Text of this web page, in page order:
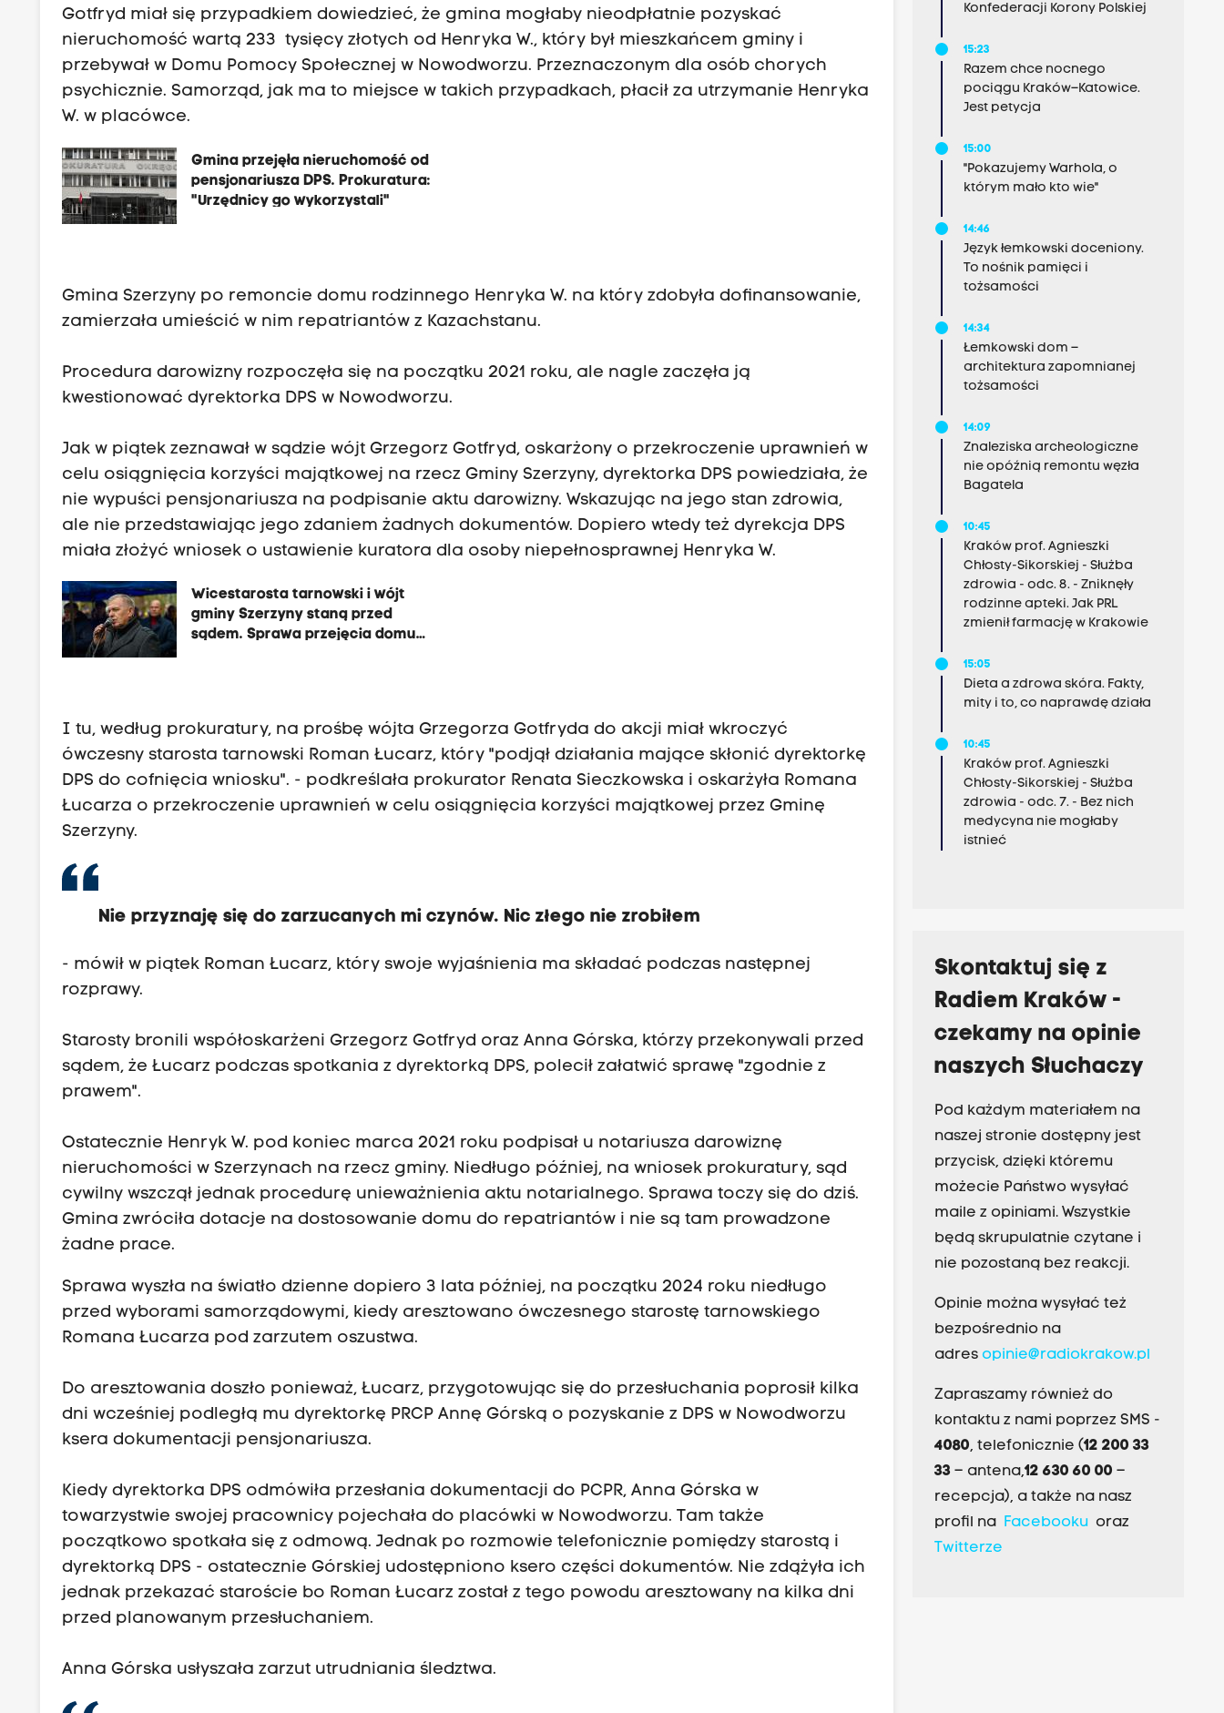
Gotfryd miał się przypadkiem dowiedzieć, że gmina mogłaby nieodpłatnie pozyskać
nieruchomość wartą 233 tysięcy złotych od Henryka W., który był mieszkańcem gminy i
przebywał w Domu Pomocy Społecznej w Nowodworzu. Przeznaczonym dla osób chorych
psychicznie. Samorząd, jak ma to miejsce w takich przypadkach, płacił za utrzymanie Henryka
W. w placówce.
Gmina przejęła nieruchomość od
pensjonariusza DPS. Prokuratura:
"Urzędnicy go wykorzystali"
Gmina Szerzyny po remoncie domu rodzinnego Henryka W. na który zdobyła dofinansowanie,
zamierzała umieścić w nim repatriantów z Kazachstanu.
Procedura darowizny rozpoczęła się na początku 2021 roku, ale nagle zaczęła ją
kwestionować dyrektorka DPS w Nowodworzu.
Jak w piątek zeznawał w sądzie wójt Grzegorz Gotfryd, oskarżony o przekroczenie uprawnień w
celu osiągnięcia korzyści majątkowej na rzecz Gminy Szerzyny, dyrektorka DPS powiedziała, że
nie wypuści pensjonariusza na podpisanie aktu darowizny. Wskazując na jego stan zdrowia,
ale nie przedstawiając jego zdaniem żadnych dokumentów. Dopiero wtedy też dyrekcja DPS
miała złożyć wniosek o ustawienie kuratora dla osoby niepełnosprawnej Henryka W.
Wicestarosta tarnowski i wójt
gminy Szerzyny staną przed
sądem. Sprawa przejęcia domu
I tu, według prokuratury, na prośbę wójta Grzegorza Gotfryda do akcji miał wkroczyć
ówczesny starosta tarnowski Roman Łucarz, który "podjął działania mające skłonić dyrektorkę
DPS do cofnięcia wniosku". - podkreślała prokurator Renata Sieczkowska i oskarżyła Romana
Łucarza o przekroczenie uprawnień w celu osiągnięcia korzyści majątkowej przez Gminę
Szerzyny.
Nie przyznaję się do zarzucanych mi czynów. Nic złego nie zrobiłem
- mówił w piątek Roman Łucarz, który swoje wyjaśnienia ma składać podczas następnej
rozprawy.
Starosty bronili współoskarżeni Grzegorz Gotfryd oraz Anna Górska, którzy przekonywali przed
sądem, że Łucarz podczas spotkania z dyrektorką DPS, polecił załatwić sprawę "zgodnie z
prawem".
Ostatecznie Henryk W. pod koniec marca 2021 roku podpisał u notariusza darowiznę
nieruchomości w Szerzynach na rzecz gminy. Niedługo później, na wniosek prokuratury, sąd
cywilny wszczął jednak procedurę unieważnienia aktu notarialnego. Sprawa toczy się do dziś.
Gmina zwróciła dotacje na dostosowanie domu do repatriantów i nie są tam prowadzone
żadne prace.
Sprawa wyszła na światło dzienne dopiero 3 lata później, na początku 2024 roku niedługo
przed wyborami samorządowymi, kiedy aresztowano ówczesnego starostę tarnowskiego
Romana Łucarza pod zarzutem oszustwa.
Do aresztowania doszło ponieważ, Łucarz, przygotowując się do przesłuchania poprosił kilka
dni wcześniej podległą mu dyrektorkę PRCP Annę Górską o pozyskanie z DPS w Nowodworzu
ksera dokumentacji pensjonariusza.
Kiedy dyrektorka DPS odmówiła przesłania dokumentacji do PCPR, Anna Górska w
towarzystwie swojej pracownicy pojechała do placówki w Nowodworzu. Tam także
początkowo spotkała się z odmową. Jednak po rozmowie telefonicznie pomiędzy starostą i
dyrektorką DPS - ostatecznie Górskiej udostępniono ksero części dokumentów. Nie zdążyła ich
jednak przekazać staroście bo Roman Łucarz został z tego powodu aresztowany na kilka dni
przed planowanym przesłuchaniem.
Anna Górska usłyszała zarzut utrudniania śledztwa.
Konfederacji Korony Polskiej
15:23
Razem chce nocnego
pociągu Kraków–Katowice.
Jest petycja
15:00
"Pokazujemy Warhola, o
którym mało kto wie"
14:46
Język łemkowski doceniony.
To nośnik pamięci i
tożsamości
14:34
Łemkowski dom –
architektura zapomnianej
tożsamości
14:09
Znaleziska archeologiczne
nie opóźnią remontu węzła
Bagatela
10:45
Kraków prof. Agnieszki
Chłosty-Sikorskiej - Służba
zdrowia - odc. 8. - Zniknęły
rodzinne apteki. Jak PRL
zmienił farmację w Krakowie
15:05
Dieta a zdrowa skóra. Fakty,
mity i to, co naprawdę działa
10:45
Kraków prof. Agnieszki
Chłosty-Sikorskiej - Służba
zdrowia - odc. 7. - Bez nich
medycyna nie mogłaby
istnieć
Skontaktuj się z
Radiem Kraków -
czekamy na opinie
naszych Słuchaczy
Pod każdym materiałem na
naszej stronie dostępny jest
przycisk, dzięki któremu
możecie Państwo wysyłać
maile z opiniami. Wszystkie
będą skrupulatnie czytane i
nie pozostaną bez reakcji.
Opinie można wysyłać też
bezpośrednio na
adres opinie@radiokrakow.pl
Zapraszamy również do
kontaktu z nami poprzez SMS -
4080, telefonicznie (12 200 33
33– antena,12 630 60 00 –
recepcja), a także na nasz
profil na Facebookuoraz
Twitterze